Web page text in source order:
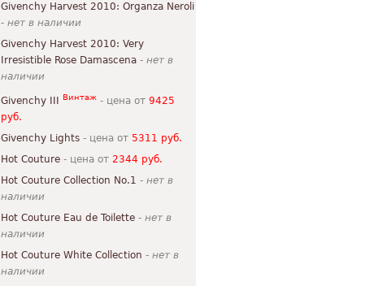
Givenchy Harvest 2010: Organza Neroli
- нет в наличии
Givenchy Harvest 2010: Very
Irresistible Rose Damascena - нет в
наличии
Givenchy III Винтаж - цена от 9425
руб.
Givenchy Lights - цена от 5311 руб.
Hot Couture - цена от 2344 руб.
Hot Couture Collection No.1 - нет в
наличии
Hot Couture Eau de Toilette - нет в
наличии
Hot Couture White Collection - нет в
наличии